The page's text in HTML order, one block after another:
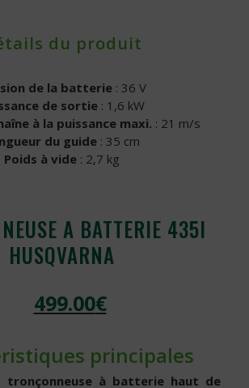
du produit
de la batterie : 36 V
de sortie: 1,6 kW
à la puissance maxi. : 21 m/s
du guide : 35 cm
Poids à vide : 2,7 kg
A BATTERIE 435I
HUSQVARNA
499.00€
principales
tronçonneuse à batterie haut de